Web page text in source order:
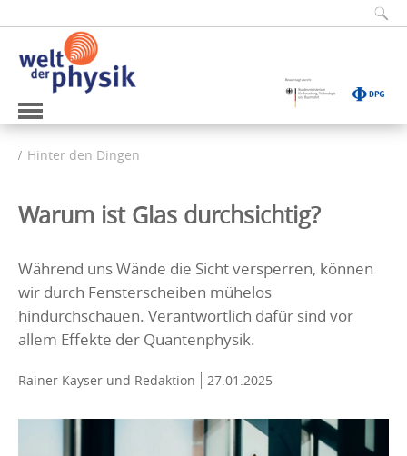
Hinter den Dingen
Warum ist Glas durchsichtig?
Während uns Wände die Sicht versperren, können
wir durch Fensterscheiben mühelos
hindurchschauen. Verantwortlich dafür sind vor
allem Effekte der Quantenphysik.
Rainer Kayser und Redaktion 27.01.2025